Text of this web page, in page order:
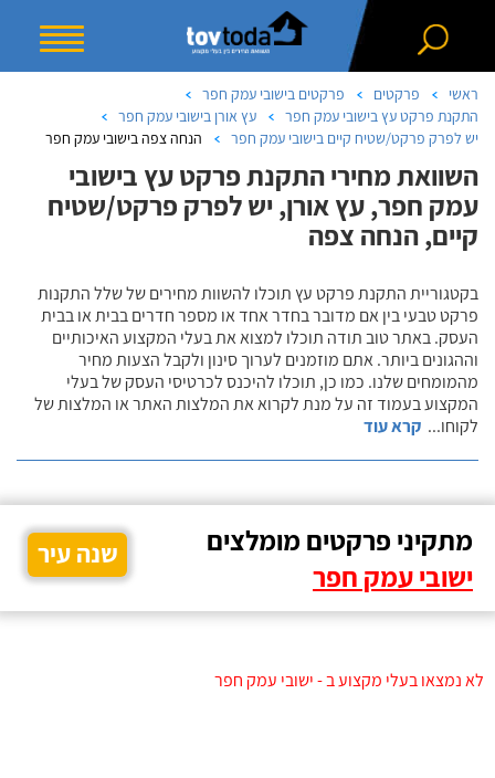
ראשי פרקטים
פרקטים בישובי עמק חפר
התקנת פרקט עץ בישובי עמק חפר
עץ אורן בישובי עמק חפר
יש לפרק פרקט/שטיח קיים בישובי עמק חפר
הנחה צפה בישובי עמק חפר
השוואת מחירי התקנת פרקט עץ בישובי
עמק חפר, עץ אורן, יש לפרק פרקט/שטיח
קיים, הנחה צפה
בקטגוריית התקנת פרקט עץ תוכלו להשוות מחירים של שלל התקנות
פרקט טבעי בין אם מדובר בחדר אחד או מספר חדרים בבית או בבית
העסק. באתר טוב תודה תוכלו למצוא את בעלי המקצוע האיכותיים
וההגונים ביותר. אתם מוזמנים לערוך סינון ולקבל הצעות מחיר
מהמומחים שלנו. כמו כן, תוכלו להיכנס לכרטיסי העסק של בעלי
המקצוע בעמוד זה על מנת לקרוא את המלצות האתר או המלצות של
לקוחו... קרא עוד
מתקיני פרקטים מומלצים
ישובי עמק חפר
שנה עיר
לא נמצאו בעלי מקצוע ב - ישובי עמק חפר